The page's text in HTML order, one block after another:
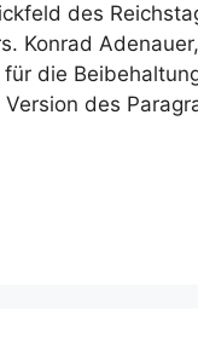
des
Konrad
die
des